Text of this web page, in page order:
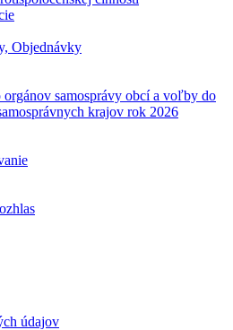
Objednávky
samosprávy obcí a voľby do
krajov rok 2026
údajov